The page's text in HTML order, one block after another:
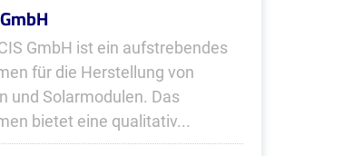
GmbH ist ein aufstrebendes
für die Herstellung von
und Solarmodulen. Das
bietet eine qualitativ...